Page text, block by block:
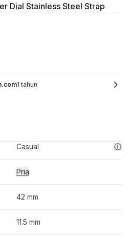
Dial Stainless Steel Strap
1 tahun
Casual
Pria
42 mm
11.5 mm